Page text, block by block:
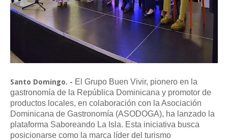
Santo Domingo. - El Grupo Buen Vivir, pionero en la
gastronomía de la República Dominicana y promotor de
productos locales, en colaboración con la Asociación
Dominicana de Gastronomía (ASODOGA), ha lanzado la
plataforma Saboreando La Isla. Esta iniciativa busca
posicionarse como la marca líder del turismo